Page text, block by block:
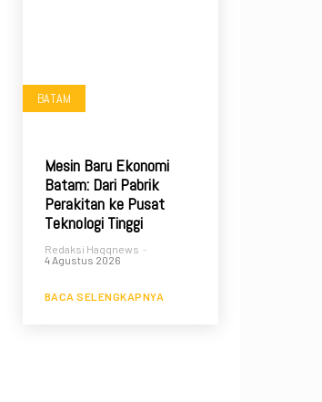
BATAM
Mesin Baru Ekonomi
Batam: Dari Pabrik
Perakitan ke Pusat
Teknologi Tinggi
Redaksi Haqqnews -
4 Agustus 2026
BACA SELENGKAPNYA